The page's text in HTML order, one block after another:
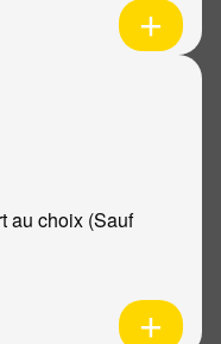
au choix (Sauf